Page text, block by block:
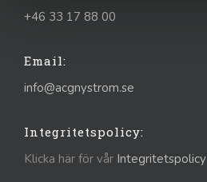
+46 33 17 88 00
Email:
info@acgnystrom.se
Integritetspolicy:
Klicka här för vår Integritetspolicy